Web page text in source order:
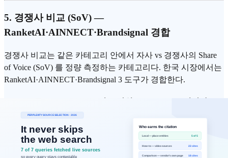
5. 경쟁사 비교 (SoV) —
RanketAI·AINNECT·Brandsignal 경합
경쟁사 비교는 같은 카테고리 안에서 자사 vs 경쟁사의 Share
of Voice (SoV) 를 정량 측정하는 카테고리다. 한국 시장에서는
RanketAI·AINNECT·Brandsignal 3 도구가 경합한다.
RanketAI 의 경
쟁사 비교
동일 카테고리 brand 다중 비
교 (다중 LLM × 의도 분류)
고리 내 포지션
AINNECT 의
경쟁사 SoA 비
동일 카테고리 brand 다중 비
SoA 대시보드